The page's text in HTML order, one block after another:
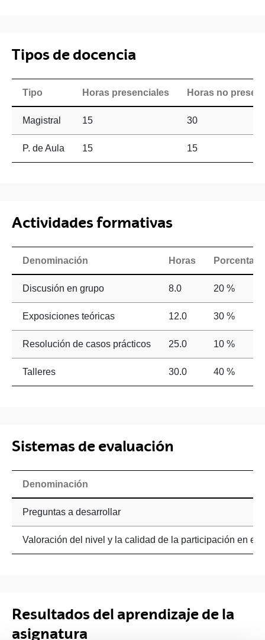
Tipos de docencia
Tipo Horas presenciales Horas no
Magistral 15 30
P. de Aula 15 15
Actividades formativas
Denominación Horas
Discusión en grupo 8.0 20 %
Exposiciones teóricas 12.0 30 %
Resolución de casos prácticos 25.0 10 %
Talleres 30.0 40 %
Sistemas de evaluación
Denominación
Preguntas a desarrollar
Valoración del nivel y la calidad de la participación en el
Resultados del aprendizaje de la
asignatura